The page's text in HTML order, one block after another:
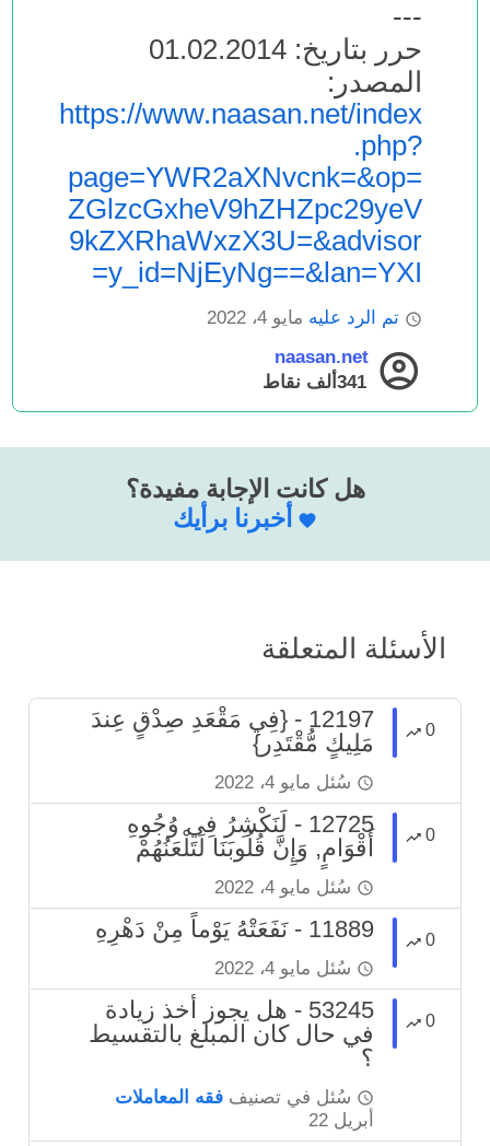
---
حرر بتاريخ: 01.02.2014
المصدر:
https://www.naasan.net/index
.php?
page=YWR2aXNvcnk=&op=
ZGlzcGxheV9hZHZpc29yeV
9kZXRhaWxzX3U=&advisor
y_id=NjEyNg==&lan=YXI=
تم الرد عليه مايو 4، 2022
naasan.net
341ألف
نقاط
هل كانت الإجابة مفيدة؟
أخبرنا برأيك
الأسئلة المتعلقة
0
12197 - {فِي مَقْعَدِ صِدْقٍ عِندَ
مَلِيكٍ مُّقْتَدِر}
سُئل مايو 4، 2022
0
12725 - لَنَكْشِرُ فِي وُجُوهِ
أَقْوَامٍ, وَإِنَّ قُلُوبَنَا لَتَلْعَنُهُمْ
سُئل مايو 4، 2022
0 11889 - نَفَعَتْهُ يَوْماً مِنْ دَهْرِهِ
سُئل مايو 4، 2022
0
53245 - هل يجوز أخذ زيادة
في حال كان المبلغ بالتقسيط
؟
سُئل في تصنيففقه المعاملات
أبريل 22